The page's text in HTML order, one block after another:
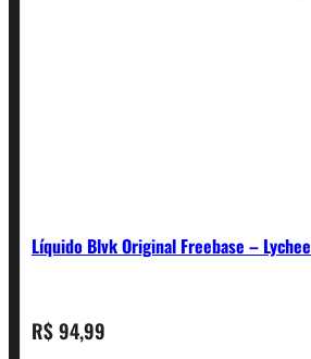
Líquido Blvk Original Freebase –
R$94,99
CONTATO